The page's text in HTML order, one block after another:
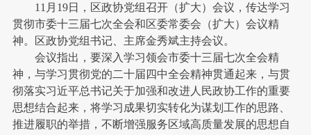
11月19日，区政协党组召开（扩大）会议，传达学习
贯彻市委十三届七次全会和区委常委会（扩大）会议精
神。区政协党组书记、主席金秀斌主持会议。
会议指出，要深入学习领会市委十三届七次全会精
神，与学习贯彻党的二十届四中全会精神贯通起来，与贯
彻落实习近平总书记关于加强和改进人民政协工作的重要
思想结合起来，将学习成果切实转化为谋划工作的思路、
推进履职的举措，不断增强服务区域高质量发展的思想自